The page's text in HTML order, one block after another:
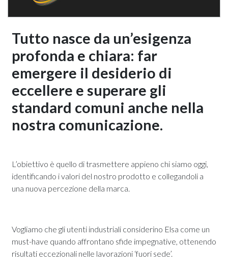
Tutto nasce da un’esigenza
profonda e chiara: far
emergere il desiderio di
eccellere e superare gli
standard comuni anche nella
nostra comunicazione.
L’obiettivo è quello di trasmettere appieno chi siamo oggi,
identificando i valori del nostro prodotto e collegandoli a
una nuova percezione della marca.
Vogliamo che gli utenti industriali considerino Elsa come un
must-have quando affrontano sfide impegnative, ottenendo
risultati eccezionali nelle lavorazioni ‘fuori sede’.